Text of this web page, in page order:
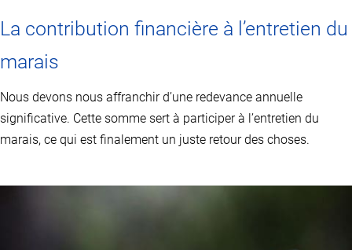
La contribution financière à l’entretien du
marais
Nous devons nous affranchir d’une redevance annuelle
significative. Cette somme sert à participer à l’entretien du
marais, ce qui est finalement un juste retour des choses.